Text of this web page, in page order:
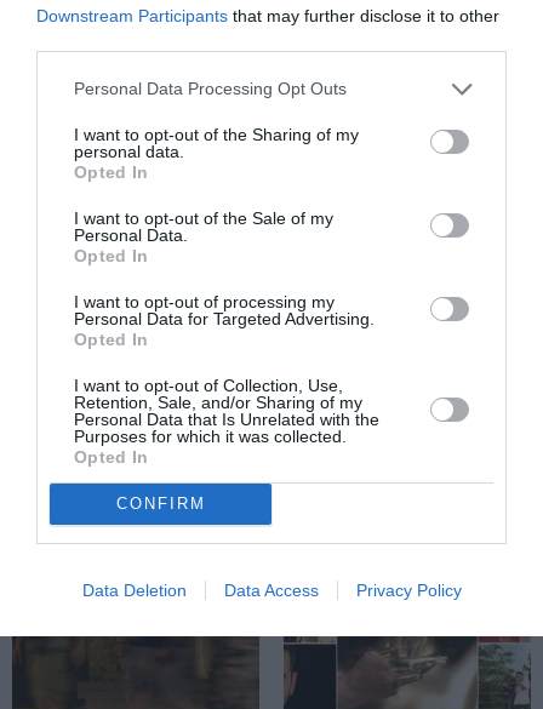
Downstream Participants that may further disclose it to other
Personal Data Processing Opt Outs
I want to opt-out of the Sharing of my
personal data.
Opted In
I want to opt-out of the Sale of my
Personal Data.
Opted In
I want to opt-out of processing my
Personal Data for Targeted Advertising.
Opted In
I want to opt-out of Collection, Use,
Retention, Sale, and/or Sharing of my
Personal Data that Is Unrelated with the
Purposes for which it was collected.
Opted In
CONFIRM
Data Deletion Data Access Privacy Policy
ΦΕΣΤΙΒΑΛ / ΝΕΑ
2026: Καλοκαίρι
με θρυλικές και
φωνές στον
ιστορικό Λόφο
της Σάνης
Δελφών «Το
Λάλον Ύδωρ»
δυναμικά